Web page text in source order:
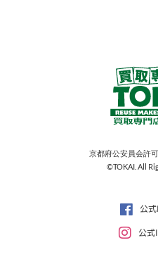
京都府公安員会許
©TOKAI. All
公
公